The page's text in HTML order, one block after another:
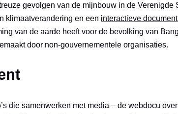
gevolgen van de mijnbouw in de Verenigde
klimaatverandering en een interactieve
van de aarde heeft voor de bevolking van
door non-gouvernementele organisaties.
die samenwerken met media – de webdocu